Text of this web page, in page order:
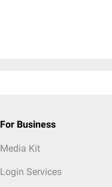
For Business
Media Kit
Login Services